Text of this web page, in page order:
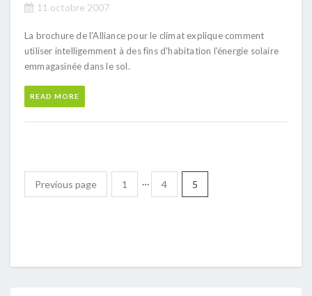
11 octobre 2007
La brochure de l'Alliance pour le climat explique comment
utiliser intelligemment à des fins d'habitation l'énergie solaire
emmagasinée dans le sol.
READ MORE
Previous page 1 … 4 5